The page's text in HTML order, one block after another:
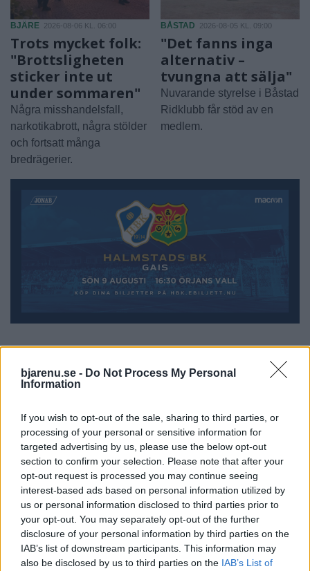
bjarenu.se - Do Not Process My Personal
Information
If you wish to opt-out of the sale, sharing to third parties, or
processing of your personal or sensitive information for
targeted advertising by us, please use the below opt-out
section to confirm your selection. Please note that after your
opt-out request is processed you may continue seeing
interest-based ads based on personal information utilized by
us or personal information disclosed to third parties prior to
your opt-out. You may separately opt-out of the further
disclosure of your personal information by third parties on the
IAB’s list of downstream participants. This information may
also be disclosed by us to third parties on the IAB’s List of
BJÄRE 2026-08-06 KL. 06:00
Trots mycket folk:
"Brottsligheten
sticker inte ut
under sommaren"
Några misshandelsfall,
narkotikabrott, några stölder
och fortsatt många
bredrägerier.
BÅSTAD 2026-08-05 KL. 09:00
"Det fanns inga
alternativ –
tvungna att sälja"
Nuvarande styrelse i Båstad
Ridklubb får stöd av en
medlem.
BÅSTAD 2026-08-05 KL. 06:00